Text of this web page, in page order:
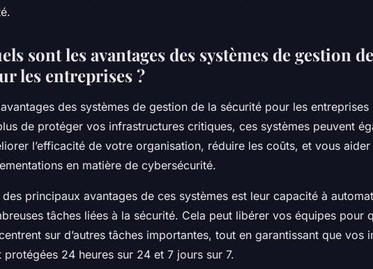
sont les avantages des systèmes de gestion
les entreprises ?
des systèmes de gestion de la sécurité pour les
de protéger vos infrastructures critiques, ces systèmes peuvent
l’efficacité de votre organisation, réduire les coûts, et vous
en matière de cybersécurité.
des principaux avantages de ces systèmes est leur capacité à
tâches liées à la sécurité. Cela peut libérer vos équipes pour
sur d’autres tâches importantes, tout en garantissant que vos
protégées 24 heures sur 24 et 7 jours sur 7.